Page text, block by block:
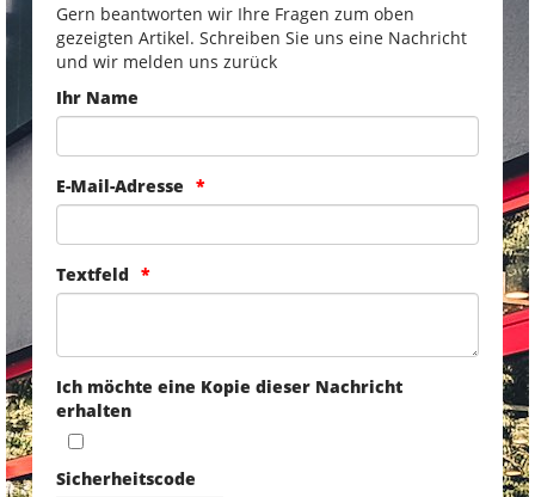
Gern beantworten wir Ihre Fragen zum oben
gezeigten Artikel. Schreiben Sie uns eine Nachricht
und wir melden uns zurück
Ihr Name
E-Mail-Adresse
Textfeld
Ich möchte eine Kopie dieser Nachricht
erhalten
Sicherheitscode